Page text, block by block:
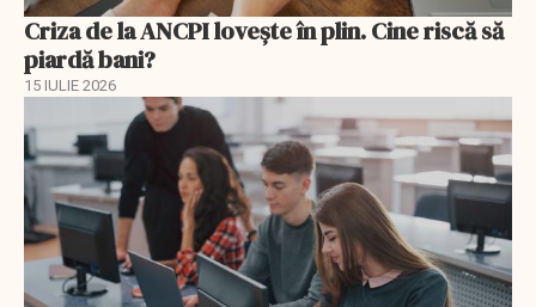
Criza de la ANCPI lovește în plin. Cine riscă să
piardă bani?
15 IULIE 2026